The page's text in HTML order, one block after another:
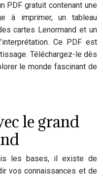
PDF gratuit contenant une
à imprimer, un tableau
cartes Lenormand et un
Ce PDF est
Téléchargez-le dès
le monde fascinant de
le grand
les bases, il existe de
vos connaissances et de